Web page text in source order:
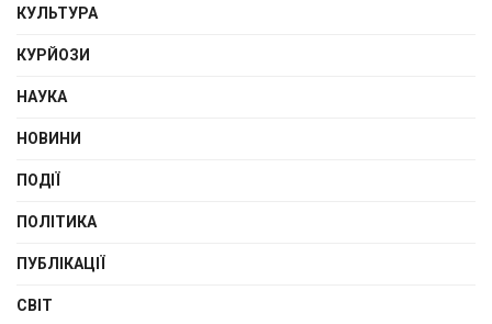
КУЛЬТУРА
КУРЙОЗИ
НАУКА
НОВИНИ
ПОДІЇ
ПОЛІТИКА
ПУБЛІКАЦІЇ
СВІТ